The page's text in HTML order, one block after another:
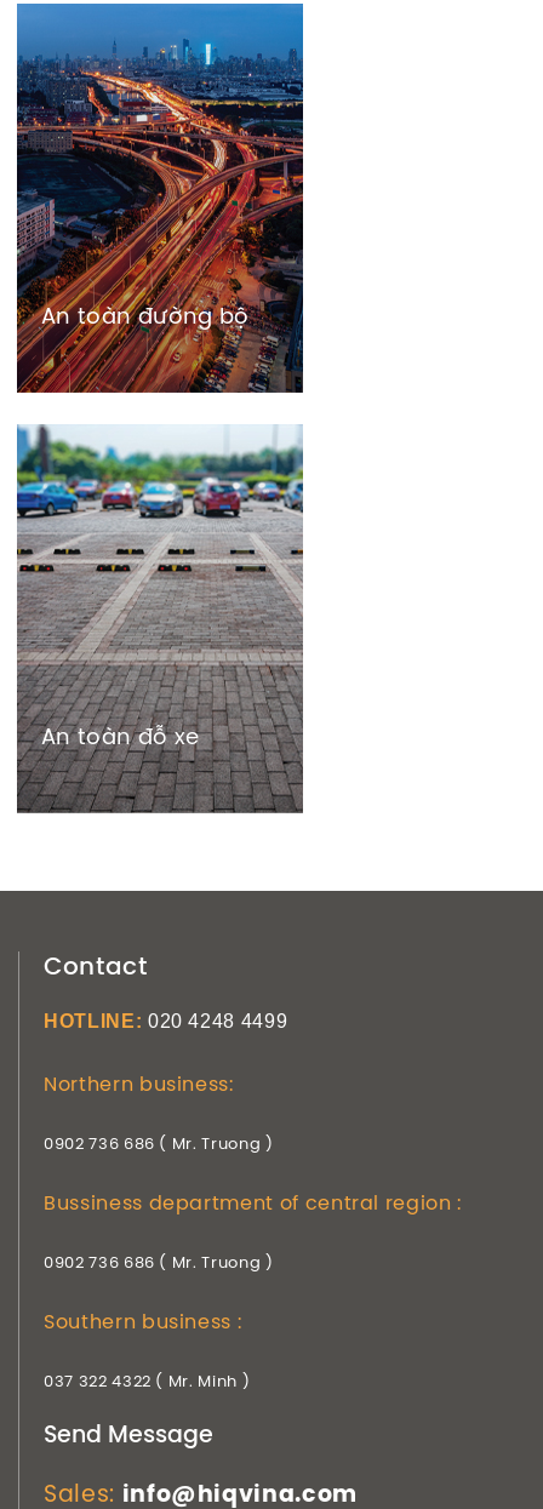
An toàn đường bộ
An toàn đỗ xe
Contact
HOTLINE: 020 4248 4499
Northern business:
0902 736 686 ( Mr. Truong )
Bussiness department of central region :
0902 736 686 ( Mr. Truong )
Southern business :
037 322 4322 ( Mr. Minh )
Send Message
Sales: info@hiqvina.com